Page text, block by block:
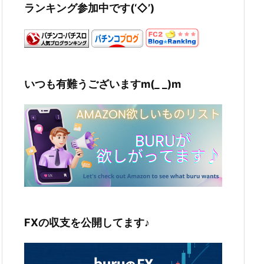
ランキング参加中です(‘◇’)ゞ
いつも有難うございますm(_ _)m
FXの収支を公開してます♪